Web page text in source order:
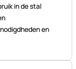
in de stal
en